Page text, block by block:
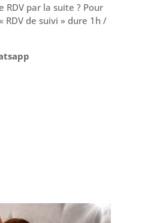
par la suite ? Pour
de suivi » dure 1h /